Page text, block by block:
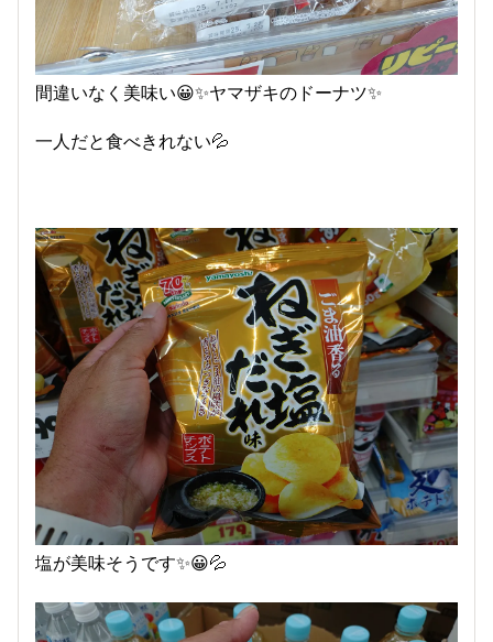
間違いなく美味い😀✨ヤマザキのドーナツ✨
一人だと食べきれない💦
塩が美味そうです✨😀💦